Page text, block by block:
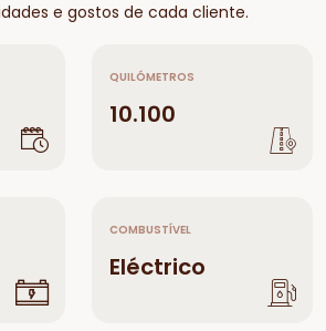
e gostos de cada cliente.
QUILÓMETROS
10.100
COMBUSTÍVEL
Eléctrico